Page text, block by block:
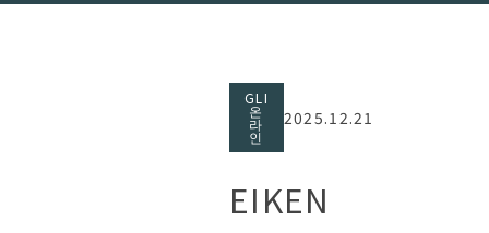
GLI
온
라
인
2025.12.21
EIKEN